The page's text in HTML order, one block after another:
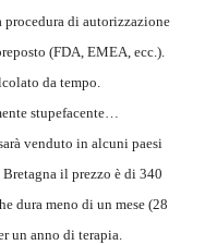
procedura di autorizzazione
(FDA, EMEA, ecc.).
da tempo.
stupefacente…
venduto in alcuni paesi
il prezzo è di 340
dura meno di un mese (28
un anno di terapia.